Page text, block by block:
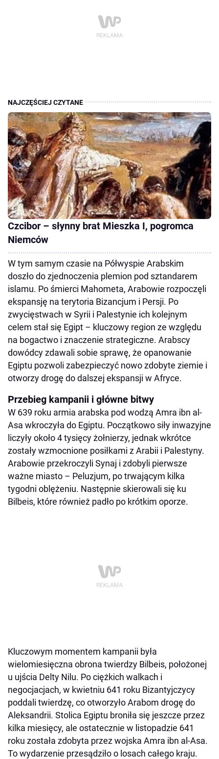
Czcibor – słynny brat Mieszka I, pogromca
Niemców
W tym samym czasie na Półwyspie Arabskim
doszło do zjednoczenia plemion pod sztandarem
islamu. Po śmierci Mahometa, Arabowie rozpoczęli
ekspansję na terytoria Bizancjum i Persji. Po
zwycięstwach w Syrii i Palestynie ich kolejnym
celem stał się Egipt – kluczowy region ze względu
na bogactwo i znaczenie strategiczne. Arabscy
dowódcy zdawali sobie sprawę, że opanowanie
Egiptu pozwoli zabezpieczyć nowo zdobyte ziemie i
otworzy drogę do dalszej ekspansji w Afryce.
Przebieg kampanii i główne bitwy
W 639 roku armia arabska pod wodzą Amra ibn al-
Asa wkroczyła do Egiptu. Początkowo siły inwazyjne
liczyły około 4 tysięcy żołnierzy, jednak wkrótce
zostały wzmocnione posiłkami z Arabii i Palestyny.
Arabowie przekroczyli Synaj i zdobyli pierwsze
ważne miasto – Peluzjum, po trwającym kilka
tygodni oblężeniu. Następnie skierowali się ku
Bilbeis, które również padło po krótkim oporze.
Kluczowym momentem kampanii była
wielomiesięczna obrona twierdzy Bilbeis, położonej
u ujścia Delty Nilu. Po ciężkich walkach i
negocjacjach, w kwietniu 641 roku Bizantyjczycy
poddali twierdzę, co otworzyło Arabom drogę do
Aleksandrii. Stolica Egiptu broniła się jeszcze przez
kilka miesięcy, ale ostatecznie w listopadzie 641
roku została zdobyta przez wojska Amra ibn al-Asa.
To wydarzenie przesądziło o losach całego kraju.